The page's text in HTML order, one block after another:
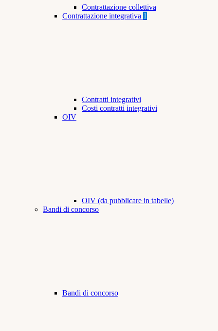
Contrattazione collettiva
Contrattazione integrativa 1
Contratti integrativi
Costi contratti integrativi
OIV
OIV (da pubblicare in tabelle)
Bandi di concorso
Bandi di concorso